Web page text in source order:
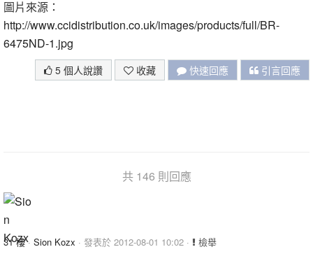
圖片來源：
http://www.ccidistribution.co.uk/images/products/full/BR-
6475ND-1.jpg
5 個人說讚 收藏 快速回應 引言回應
共 146 則回應
31 樓· Sion Kozx · 發表於 2012-08-01 10:02 · 檢舉